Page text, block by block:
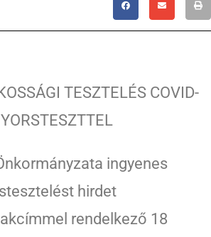
TESZTELÉS COVID-
ingyenes
hirdet
rendelkező 18